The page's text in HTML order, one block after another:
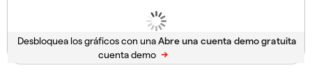
Desbloquea los gráficos con una
cuenta demo